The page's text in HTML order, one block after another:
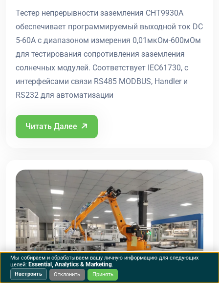
Тестер непрерывности заземления CHT9930A
обеспечивает программируемый выходной ток DC
5-60A с диапазоном измерения 0,01мкОм-600мОм
для тестирования сопротивления заземления
солнечных модулей. Соответствует IEC61730, с
интерфейсами связи RS485 MODBUS, Handler и
RS232 для автоматизации
Читать Далее
Мы собираем и обрабатываем вашу личную информацию для следующих
целей: Essential, Analytics & Marketing.
Настроить
Отклонить Принять